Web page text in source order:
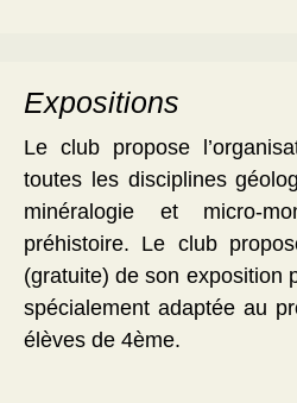
Expositions
Le club propose
toutes les disciplines
minéralogie et micro-
préhistoire. Le club
(gratuite) de son exposition
spécialement adaptée au
élèves de 4ème.